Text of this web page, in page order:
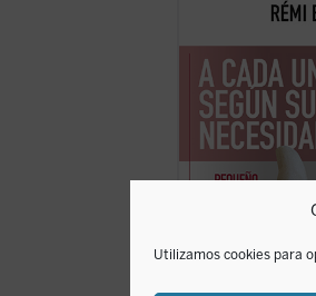
Utilizamos cookies para
Este «pequeño
emblemáticos de
concepto demundo
breves capítulos
Providencia divina
a todos los ...(ver